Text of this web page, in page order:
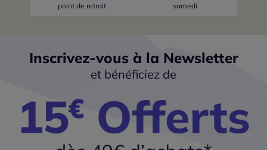
point de retrait
samedi
Inscrivez-vous à la Newsletter
et bénéficiez de